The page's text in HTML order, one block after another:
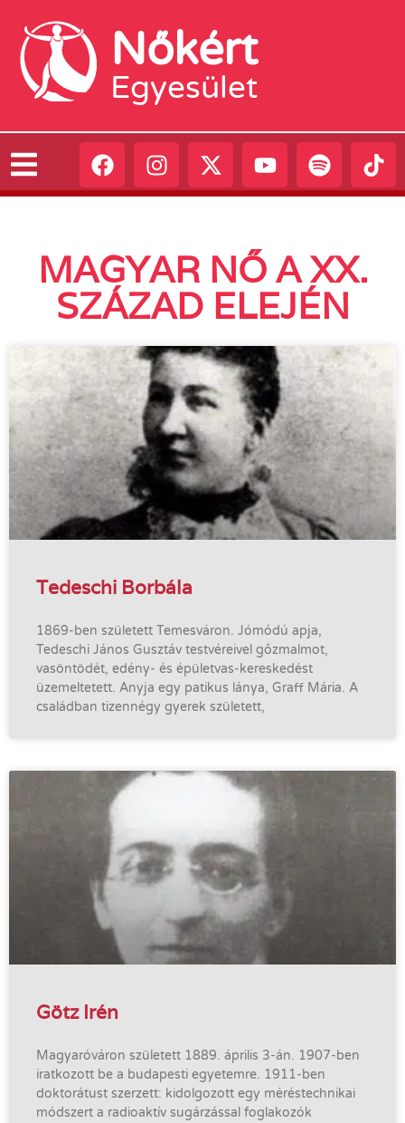
Nőkért
Egyesület
MAGYAR NŐ A XX.
SZÁZAD ELEJÉN
Tedeschi Borbála
1869-ben született Temesváron. Jómódú apja,
Tedeschi János Gusztáv testvéreivel gőzmalmot,
vasöntödét, edény- és épületvas-kereskedést
üzemeltetett. Anyja egy patikus lánya, Graff Mária. A
családban tizennégy gyerek született,
Götz Irén
Magyaróváron született 1889. április 3-án. 1907-ben
iratkozott be a budapesti egyetemre. 1911-ben
doktorátust szerzett: kidolgozott egy méréstechnikai
módszert a radioaktív sugárzással foglakozók